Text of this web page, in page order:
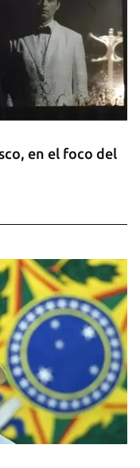
en el foco del
Cruz desafía la